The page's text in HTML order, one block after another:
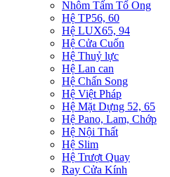
Nhôm Tấm Tổ Ong
Hệ TP56, 60
Hệ LUX65, 94
Hệ Cửa Cuốn
Hệ Thuỷ lực
Hệ Lan can
Hệ Chấn Song
Hệ Việt Pháp
Hệ Mặt Dựng 52, 65
Hệ Pano, Lam, Chớp
Hệ Nội Thất
Hệ Slim
Hệ Trượt Quay
Ray Cửa Kính